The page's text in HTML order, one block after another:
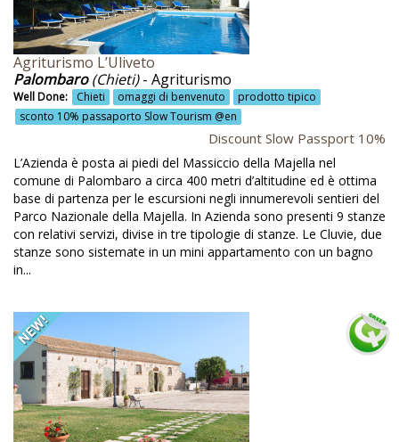
di fonte @en
rurale @en
biodinamica @en
biologica @en
@en
alpaca @en
animali da cortile @en
asini @en
delle api @en
@en
@en
ammessi @en
Agriturismo L’Uliveto
Palombaro(Chieti)- Agriturismo
Well Done: Chieti omaggi di benvenuto
prodotto tipico
sconto 10% passaporto Slow Tourism @en
Discount Slow Passport 10%
L’Azienda è posta ai piedi del Massiccio della Majella nel
comune di Palombaro a circa 400 metri d’altitudine ed è ottima
base di partenza per le escursioni negli innumerevoli sentieri del
Parco Nazionale della Majella. In Azienda sono presenti 9 stanze
con relativi servizi, divise in tre tipologie di stanze. Le Cluvie, due
stanze sono sistemate in un mini appartamento con un bagno
in...